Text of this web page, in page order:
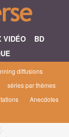
VIDÉO
BD
diffusions
séries par thèmes
Anecdotes